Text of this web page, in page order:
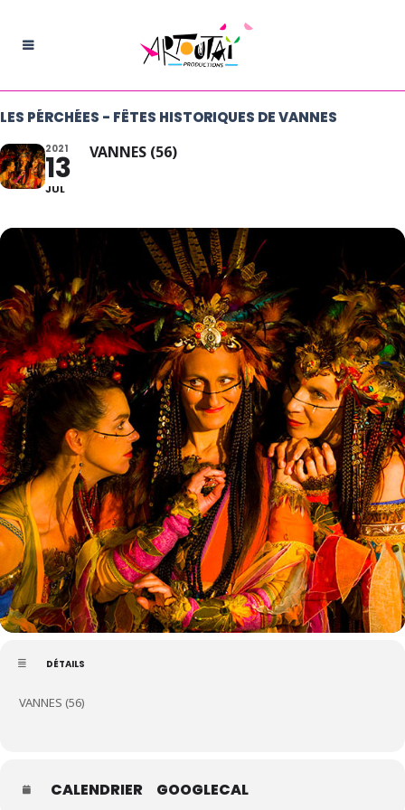
LES PÉRCHÉES - FÊTES HISTORIQUES DE VANNES
2021
13
JUL
VANNES (56)
DÉTAILS
VANNES (56)
CALENDRIER GOOGLECAL